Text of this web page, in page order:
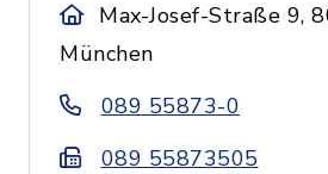
Max-Josef-Straße 9,
München
089 55873-0
089 55873505